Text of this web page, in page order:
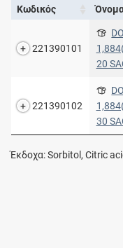
Κωδικός
221390101
20
221390102
30
Έκδοχα: Sorbitol, Citric